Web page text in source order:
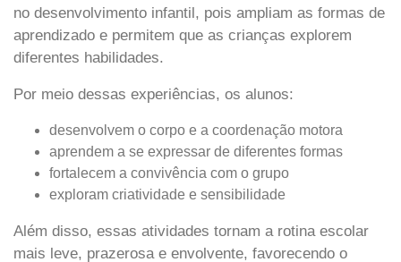
no desenvolvimento infantil, pois ampliam as formas de
aprendizado e permitem que as crianças explorem
diferentes habilidades.
Por meio dessas experiências, os alunos:
desenvolvem o corpo e a coordenação motora
aprendem a se expressar de diferentes formas
fortalecem a convivência com o grupo
exploram criatividade e sensibilidade
Além disso, essas atividades tornam a rotina escolar
mais leve, prazerosa e envolvente, favorecendo o